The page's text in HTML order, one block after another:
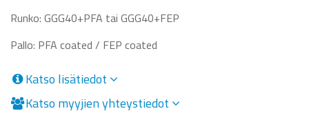
Runko: GGG40+PFA tai GGG40+FEP
Pallo: PFA coated / FEP coated
Katso lisätiedot
Katso myyjien yhteystiedot